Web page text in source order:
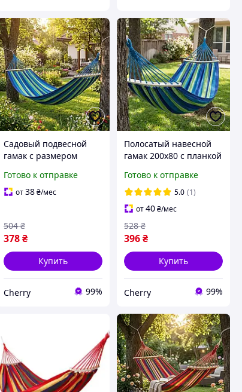
Садовый подвесной
гамак с размером
яркий мексиканский
гамак для природы
Готово к отправке
от38 ₴/мес
378 ₴
504 ₴
Купить
Cherry 99%
Полосатый навесной
гамак 200х80 с планкой
кемпинга,
туристический
усиленный гамак для
отдыха на природе
Готово к отправке
5.0 (1)
от40₴/мес
396₴
528 ₴
Купить
Cherry 99%